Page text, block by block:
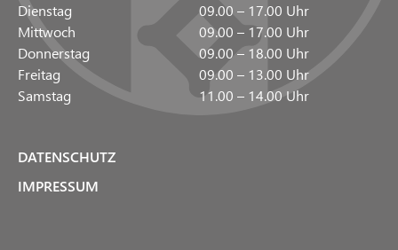
Dienstag
09.00 – 17.00 Uhr
Mittwoch
09.00 – 17.00 Uhr
Donnerstag
09.00 – 18.00 Uhr
Freitag
09.00 – 13.00 Uhr
Samstag
11.00 – 14.00 Uhr
DATENSCHUTZ
IMPRESSUM